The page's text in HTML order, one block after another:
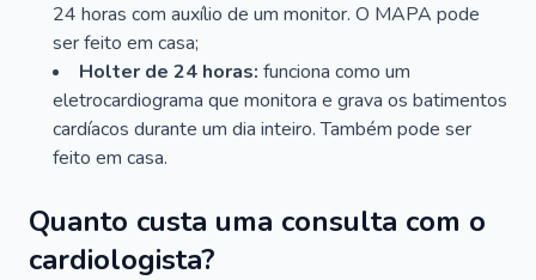
24 horas com auxílio de um monitor. O MAPA pode
ser feito em casa;
Holter de 24 horas: funciona como um
eletrocardiograma que monitora e grava os batimentos
cardíacos durante um dia inteiro. Também pode ser
feito em casa.
Quanto custa uma consulta com o
cardiologista?